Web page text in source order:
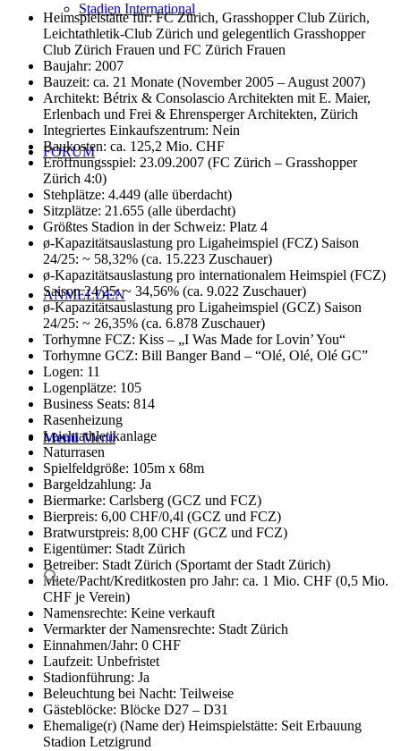
Stadien International
FORUM
ANMELDEN
Menü Menü
Heimspielstätte für: FC Zürich, Grasshopper Club Zürich,
Leichtathletik-Club Zürich und gelegentlich Grasshopper
Club Zürich Frauen und FC Zürich Frauen
Baujahr: 2007
Bauzeit: ca. 21 Monate (November 2005 – August 2007)
Architekt: Bétrix & Consolascio Architekten mit E. Maier,
Erlenbach und Frei & Ehrensperger Architekten, Zürich
Integriertes Einkaufszentrum: Nein
Baukosten: ca. 125,2 Mio. CHF
Eröffnungsspiel: 23.09.2007 (FC Zürich – Grasshopper
Zürich 4:0)
Stehplätze: 4.449 (alle überdacht)
Sitzplätze: 21.655 (alle überdacht)
Größtes Stadion in der Schweiz: Platz 4
ø-Kapazitätsauslastung pro Ligaheimspiel (FCZ) Saison
24/25: ~ 58,32% (ca. 15.223 Zuschauer)
ø-Kapazitätsauslastung pro internationalem Heimspiel (FCZ)
Saison 24/25: ~ 34,56% (ca. 9.022 Zuschauer)
ø-Kapazitätsauslastung pro Ligaheimspiel (GCZ) Saison
24/25: ~ 26,35% (ca. 6.878 Zuschauer)
Torhymne FCZ: Kiss – „I Was Made for Lovin’ You“
Torhymne GCZ: Bill Banger Band – “Olé, Olé, Olé GC”
Logen: 11
Logenplätze: 105
Business Seats: 814
Rasenheizung
Leichtathletikanlage
Naturrasen
Spielfeldgröße: 105m x 68m
Bargeldzahlung: Ja
Biermarke: Carlsberg (GCZ und FCZ)
Bierpreis: 6,00 CHF/0,4l (GCZ und FCZ)
Bratwurstpreis: 8,00 CHF (GCZ und FCZ)
Eigentümer: Stadt Zürich
Betreiber: Stadt Zürich (Sportamt der Stadt Zürich)
Miete/Pacht/Kreditkosten pro Jahr: ca. 1 Mio. CHF (0,5 Mio.
CHF je Verein)
Namensrechte: Keine verkauft
Vermarkter der Namensrechte: Stadt Zürich
Einnahmen/Jahr: 0 CHF
Laufzeit: Unbefristet
Stadionführung: Ja
Beleuchtung bei Nacht: Teilweise
Gästeblöcke: Blöcke D27 – D31
Ehemalige(r) (Name der) Heimspielstätte: Seit Erbauung
Stadion Letzigrund